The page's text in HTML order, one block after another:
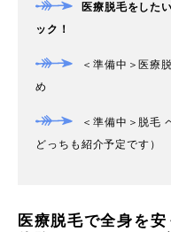
トイトイト
医療脱毛をした
ック！
＜準備中＞医療
め
＜準備中＞脱毛
どっちも紹介予定です）
医療脱毛で全身を